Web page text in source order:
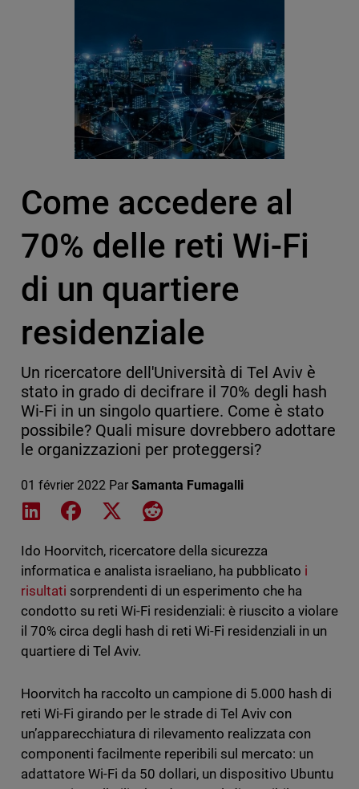
Come accedere al
70% delle reti Wi-Fi
di un quartiere
residenziale
Un ricercatore dell'Università di Tel Aviv è
stato in grado di decifrare il 70% degli hash
Wi-Fi in un singolo quartiere. Come è stato
possibile? Quali misure dovrebbero adottare
le organizzazioni per proteggersi?
01 février 2022 Par Samanta Fumagalli
Share on LinkedIn
Share on Facebook
Share on XShare on Reddit
Ido Hoorvitch, ricercatore della sicurezza
informatica e analista israeliano, ha pubblicato i
risultati sorprendenti di un esperimento che ha
condotto su reti Wi-Fi residenziali: è riuscito a violare
il 70% circa degli hash di reti Wi-Fi residenziali in un
quartiere di Tel Aviv.
Hoorvitch ha raccolto un campione di 5.000 hash di
reti Wi-Fi girando per le strade di Tel Aviv con
un’apparecchiatura di rilevamento realizzata con
componenti facilmente reperibili sul mercato: un
adattatore Wi-Fi da 50 dollari, un dispositivo Ubuntu